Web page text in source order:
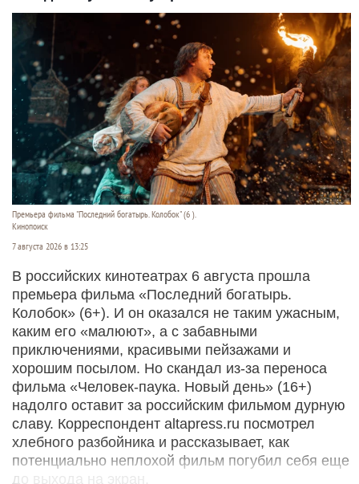
Премьера фильма "Последний богатырь. Колобок" (6 ).
Кинопоиск
7 августа 2026 в 13:25
В российских кинотеатрах 6 августа прошла
премьера фильма «Последний богатырь.
Колобок» (6+). И он оказался не таким ужасным,
каким его «малюют», а с забавными
приключениями, красивыми пейзажами и
хорошим посылом. Но скандал из-за переноса
фильма «Человек-паука. Новый день» (16+)
надолго оставит за российским фильмом дурную
славу. Корреспондент altapress.ru посмотрел
хлебного разбойника и рассказывает, как
потенциально неплохой фильм погубил себя еще
до выхода на экран.